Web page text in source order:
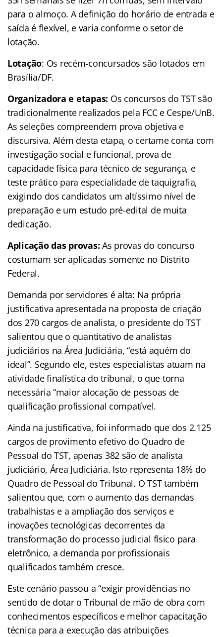
para o almoço. A definição do horário de entrada e
saída é flexível, e varia conforme o setor de
lotação.
Lotação: Os recém-concursados são lotados em
Brasília/DF.
Organizadora e etapas: Os concursos do TST são
tradicionalmente realizados pela FCC e Cespe/UnB.
As seleções compreendem prova objetiva e
discursiva. Além desta etapa, o certame conta com
investigação social e funcional, prova de
capacidade física para técnico de segurança, e
teste prático para especialidade de taquigrafia,
exigindo dos candidatos um altíssimo nível de
preparação e um estudo pré-edital de muita
dedicação.
Aplicação das provas: As provas do concurso
costumam ser aplicadas somente no Distrito
Federal.
Demanda por servidores é alta: Na própria
justificativa apresentada na proposta de criação
dos 270 cargos de analista, o presidente do TST
salientou que o quantitativo de analistas
judiciários na Área Judiciária, “está aquém do
ideal”. Segundo ele, estes especialistas atuam na
atividade finalística do tribunal, o que torna
necessária “maior alocação de pessoas de
qualificação profissional compatível.
Ainda na justificativa, foi informado que dos 2.125
cargos de provimento efetivo do Quadro de
Pessoal do TST, apenas 382 são de analista
judiciário, Área Judiciária. Isto representa 18% do
Quadro de Pessoal do Tribunal. O TST também
salientou que, com o aumento das demandas
trabalhistas e a ampliação dos serviços e
inovações tecnológicas decorrentes da
transformação do processo judicial físico para
eletrônico, a demanda por profissionais
qualificados também cresce.
Este cenário passou a “exigir providências no
sentido de dotar o Tribunal de mão de obra com
conhecimentos específicos e melhor capacitação
técnica para a execução das atribuições